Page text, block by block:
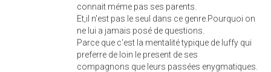
connait méme pas ses parents.
Et,il n'est pas le seul dans ce genre.Pourquoi on
ne lui a jamais posé de questions.
Parce que c'est la mentalité typique de luffy qui
preferre de loin le present de ses
compagnons que leurs passées enygmatiques.